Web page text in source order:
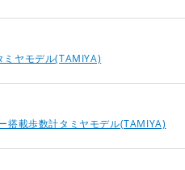
ミヤモデル(TAMIYA)
搭載歩数計タミヤモデル(TAMIYA)